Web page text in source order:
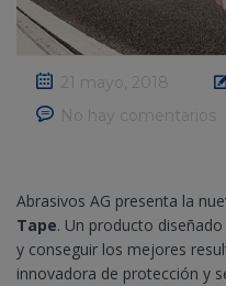
21 mayo, 2018
No hay comentarios
Abrasivos AG presenta la
Tape. Un producto
y conseguir los mejores
innovadora de protección y